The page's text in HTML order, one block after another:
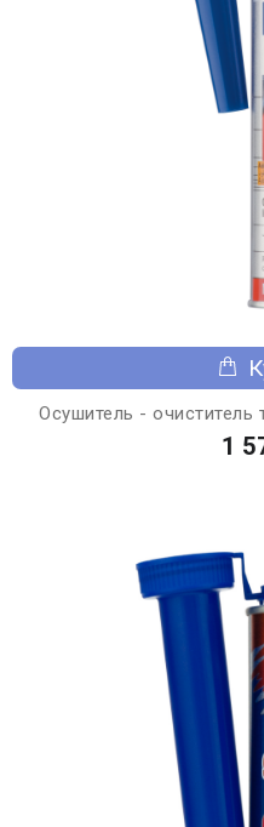
Осушитель - очиститель
1